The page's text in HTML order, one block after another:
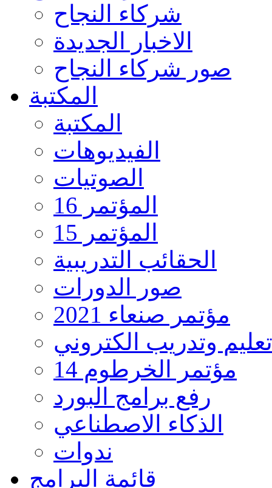
شركاء النجاح
الاخبار الجديدة
صور شركاء النجاح
المكتبة
المكتبة
الفيديوهات
الصوتيات
المؤتمر 16
المؤتمر 15
الحقائب التدريبية
صور الدورات
مؤتمر صنعاء 2021
وتدريب الكتروني
مؤتمر الخرطوم 14
رفع برامج البورد
الذكاء الاصطناعي
ندوات
قائمة البرامج